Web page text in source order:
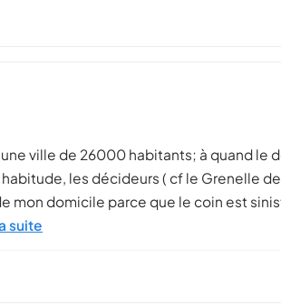
ville de 26000 habitants; à quand le
les décideurs ( cf le Grenelle
mon domicile parce que le coin est
suite